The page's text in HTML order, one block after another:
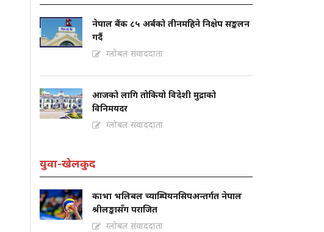
नेपाल बैंक ८५ अर्बको तीनमहिने निक्षेप सङ्कलन
गर्दै
ग्लोबल संवाददाता
आजको लागि तोकियो विदेशी मुद्राको
विनिमयदर
ग्लोबल संवाददाता
युवा-खेलकुद
काभा भलिबल च्याम्पियनसिपअन्तर्गत नेपाल
श्रीलङ्कासँग पराजित
ग्लोबल संवाददाता